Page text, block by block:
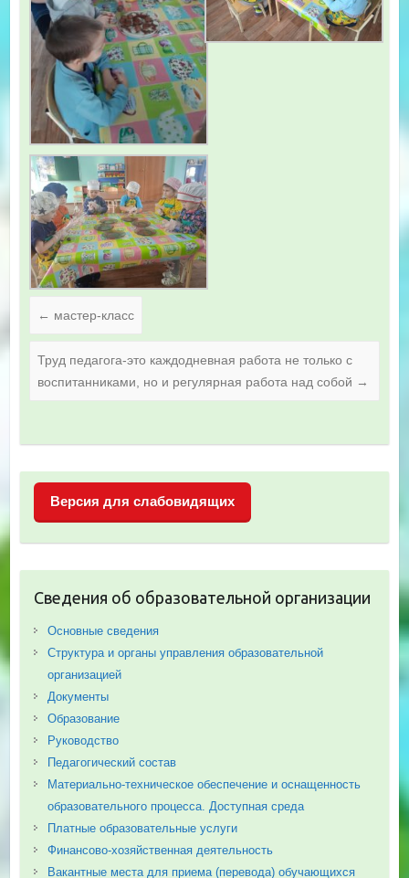
← мастер-класс
Труд педагога-это каждодневная работа не только с
воспитанниками, но и регулярная работа над собой →
Версия для слабовидящих
Сведения об образовательной организации
Основные сведения
Структура и органы управления образовательной
организацией
Документы
Образование
Руководство
Педагогический состав
Материально-техническое обеспечение и оснащенность
образовательного процесса. Доступная среда
Платные образовательные услуги
Финансово-хозяйственная деятельность
Вакантные места для приема (перевода) обучающихся